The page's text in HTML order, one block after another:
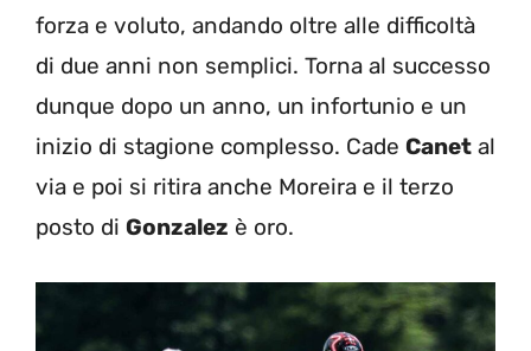
forza e voluto, andando oltre alle difficoltà
di due anni non semplici. Torna al successo
dunque dopo un anno, un infortunio e un
inizio di stagione complesso. Cade Canet al
via e poi si ritira anche Moreira e il terzo
posto di Gonzalez è oro.